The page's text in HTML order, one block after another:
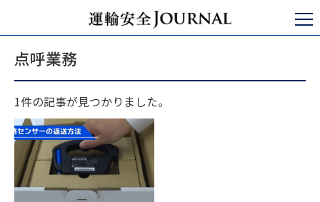
点呼業務
点呼業務
1件の記事が見つかりました。